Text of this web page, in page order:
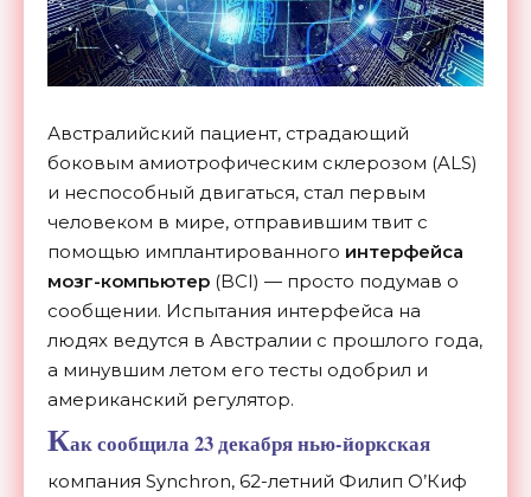
Австралийский пациент, страдающий
боковым амиотрофическим склерозом (ALS)
и неспособный двигаться, стал первым
человеком в мире, отправившим твит с
помощью имплантированного интерфейса
мозг-компьютер (BCI) — просто подумав о
сообщении. Испытания интерфейса на
людях ведутся в Австралии с прошлого года,
а минувшим летом его тесты одобрил и
американский регулятор.
Как сообщила 23 декабря нью-йоркская
компания Synchron, 62-летний Филип О’Киф